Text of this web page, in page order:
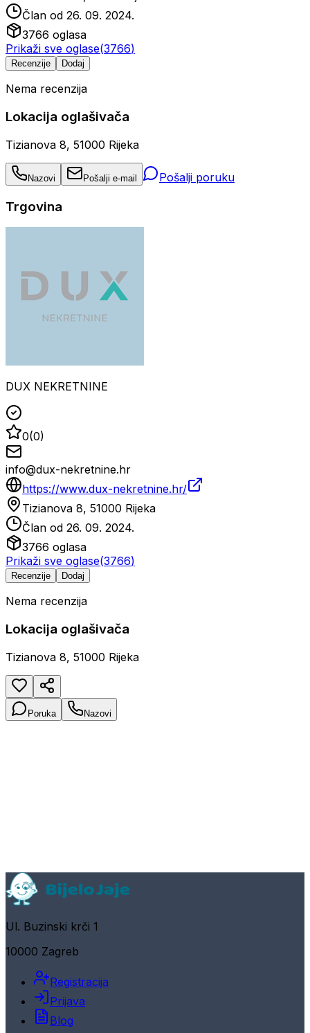
Član od 26. 09. 2024.
3766 oglasa
Prikaži sve oglase(3766)
Recenzije Dodaj
Nema recenzija
Lokacija oglašivača
Tizianova 8, 51000 Rijeka
Nazovi Pošalji e-mail Pošalji poruku
Trgovina
DUX NEKRETNINE
0(0)
info@dux-nekretnine.hr
https://www.dux-nekretnine.hr/
Tizianova 8, 51000 Rijeka
Član od 26. 09. 2024.
3766 oglasa
Prikaži sve oglase(3766)
Recenzije Dodaj
Nema recenzija
Lokacija oglašivača
Tizianova 8, 51000 Rijeka
Poruka Nazovi
Ul. Buzinski krči 1
10000 Zagreb
Registracija
Prijava
Blog